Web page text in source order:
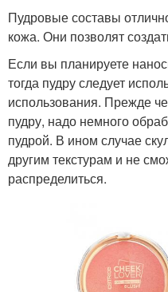
Пудровые составы
кожа. Они позволят
Если вы планируете
тогда пудру следует
использования. Прежде
пудру, надо немного
пудрой. В ином случае
другим текстурам и не
распределиться.